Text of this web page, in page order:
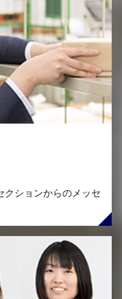
クションからのメッセ